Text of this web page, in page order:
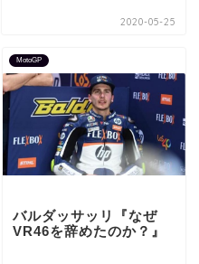
2020-05-25
MotoGP
バルダッサッリ『なぜ
VR46を辞めたのか？』